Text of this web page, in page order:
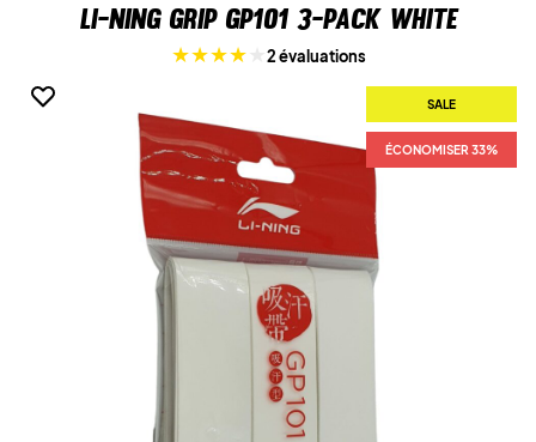
Li-Ning Grip GP101 3-pack White
2 évaluations
SALE
ÉCONOMISER 33%